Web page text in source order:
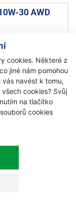
cookies. Některé z
jiné nám pomohou
navést k tomu,
cookies? Svůj
na tlačítko
cookies
30 AWD
30 1 l